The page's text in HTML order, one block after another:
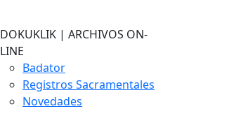
DOKUKLIK | ARCHIVOS ON-
LINE
Badator
Registros Sacramentales
Novedades